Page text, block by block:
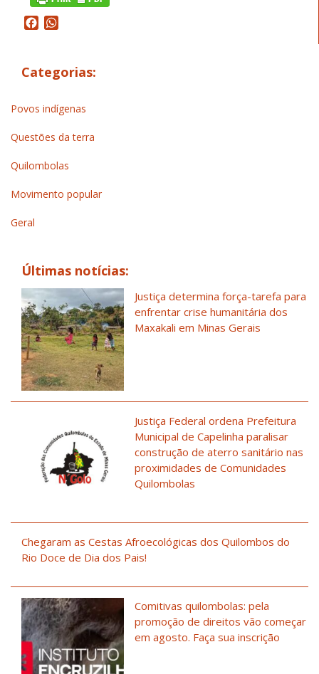
Facebook
Categorias:
Povos indígenas
Questões da terra
Quilombolas
Movimento popular
Geral
Últimas notícias:
Justiça determina força-tarefa para
enfrentar crise humanitária dos
Maxakali em Minas Gerais
Justiça Federal ordena Prefeitura
Municipal de Capelinha paralisar
construção de aterro sanitário nas
proximidades de Comunidades
Quilombolas
Chegaram as Cestas Afroecológicas dos Quilombos do
Rio Doce de Dia dos Pais!
Comitivas quilombolas: pela
promoção de direitos vão começar
em agosto. Faça sua inscrição